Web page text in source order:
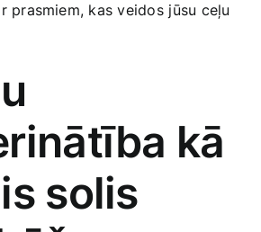
atpūta
prasmiem, kas veidos ⁣jūsu ceļu
kā
solis